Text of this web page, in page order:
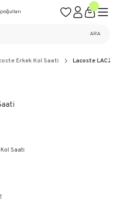
GARANTİSİ
ARA
Erkek Kol Saati Lacoste
Saati